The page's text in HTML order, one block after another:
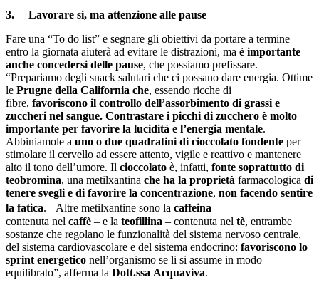
3. Lavorare si, ma attenzione alle pause
Fare una “To do list” e segnare gli obiettivi da portare a termine
entro la giornata aiuterà ad evitare le distrazioni, ma è importante
anche concedersi delle pause, che possiamo prefissare.
“Prepariamo degli snack salutari che ci possano dare energia. Ottime
le Prugne della California che, essendo ricche di
fibre, favoriscono il controllo dell’assorbimento di grassi e
zuccheri nel sangue. Contrastare i picchi di zucchero è molto
importante per favorire la lucidità e l’energia mentale.
Abbiniamole a uno o due quadratini di cioccolato fondente per
stimolare il cervello ad essere attento, vigile e reattivo e mantenere
alto il tono dell’umore. Il cioccolato è, infatti, fonte soprattutto di
teobromina, una metilxantina che ha la proprietà farmacologica di
tenere svegli e di favorire la concentrazione, non facendo sentire
la fatica. Altre metilxantine sono la caffeina –
contenuta nel caffè – e la teofillina – contenuta nel tè, entrambe
sostanze che regolano le funzionalità del sistema nervoso centrale,
del sistema cardiovascolare e del sistema endocrino: favoriscono lo
sprint energetico nell’organismo se li si assume in modo
equilibrato”, afferma la Dott.ssa Acquaviva.